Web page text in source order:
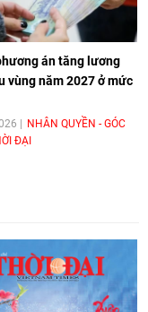
Ban Nha
niệm chương "Vì
giữa các dân tộc"
tại Việt Nam
Nam luôn trân
nước Nga
án tăng lương
vùng năm 2027 ở mức
NHÂN QUYỀN - GÓC
ĐẠI